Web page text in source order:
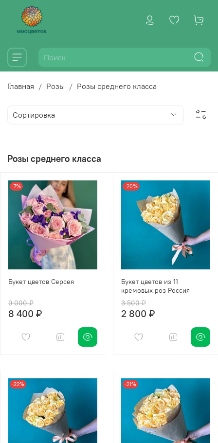
Главная Розы Розы среднего класса
Розы среднего класса
-7%
Букет цветов Серсея
9 000 ₽
8 400 ₽
-20%
Букет цветов из 11
кремовых роз Россия
3 500 ₽
2 800 ₽
-22% -21%